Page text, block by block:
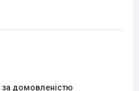
за домовленістю